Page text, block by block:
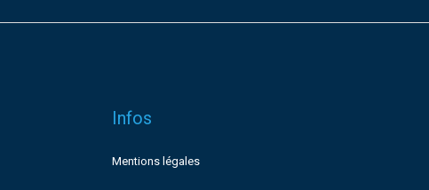
Infos
Mentions légales